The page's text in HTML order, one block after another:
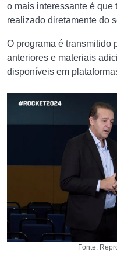
o mais interessante é que
realizado diretamente do
O programa é transmitido
anteriores e materiais
disponíveis em
Fonte: